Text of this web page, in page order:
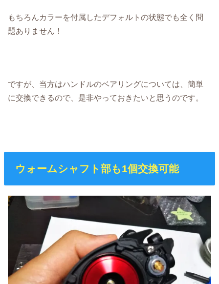
もちろんカラーを付属したデフォルトの状態でも全く問
題ありません！
ですが、当方はハンドルのベアリングについては、簡単
に交換できるので、是非やっておきたいと思うのです。
ウォームシャフト部も1個交換可能